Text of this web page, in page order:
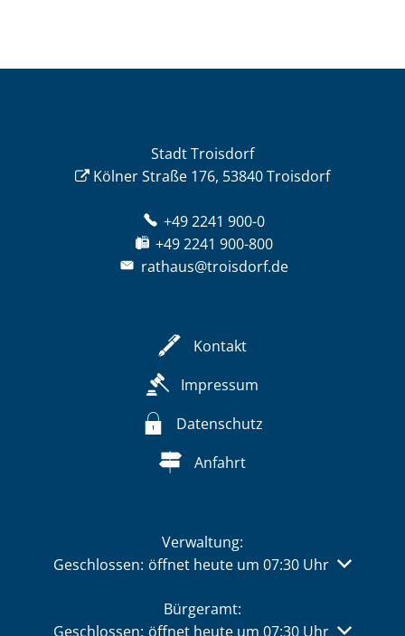
Stadt Troisdorf
Kölner Straße 176, 53840 Troisdorf
+49 2241 900-0
+49 2241 900-800
rathaus@troisdorf.de
Kontakt
Impressum
Datenschutz
Anfahrt
Verwaltung:
Klicken, um weitere Öffnungs- oder Schließzeiten
Geschlossen: öffnet heute um 07:30 Uhr
Bürgeramt:
Klicken, um weitere Öffnungs- oder Schließzeiten
Geschlossen: öffnet heute um 07:30 Uhr